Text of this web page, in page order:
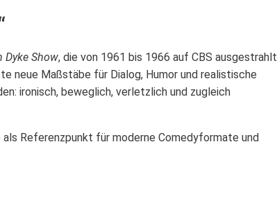
Dyke Show, die von 1961 bis 1966 auf CBS ausgestrahlt
neue Maßstäbe für Dialog, Humor und realistische
ironisch, beweglich, verletzlich und zugleich
Referenzpunkt für moderne Comedyformate und